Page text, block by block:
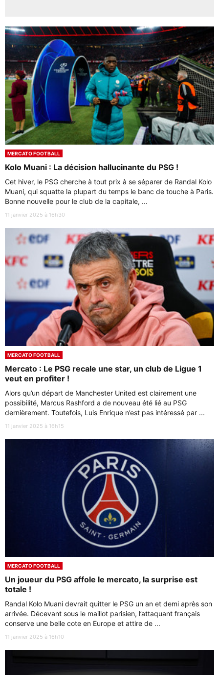
MERCATO FOOTBALL
Kolo Muani : La décision hallucinante du PSG !
Cet hiver, le PSG cherche à tout prix à se séparer de Randal Kolo
Muani, qui squatte la plupart du temps le banc de touche à Paris.
Bonne nouvelle pour le club de la capitale, ...
11 janvier 2025 à 16h30
MERCATO FOOTBALL
Mercato : Le PSG recale une star, un club de Ligue 1
veut en profiter !
Alors qu’un départ de Manchester United est clairement une
possibilité, Marcus Rashford a de nouveau été lié au PSG
dernièrement. Toutefois, Luis Enrique n’est pas intéressé par ...
11 janvier 2025 à 16h15
MERCATO FOOTBALL
Un joueur du PSG affole le mercato, la surprise est
totale !
Randal Kolo Muani devrait quitter le PSG un an et demi après son
arrivée. Décevant sous le maillot parisien, l’attaquant français
conserve une belle cote en Europe et attire de ...
11 janvier 2025 à 16h10